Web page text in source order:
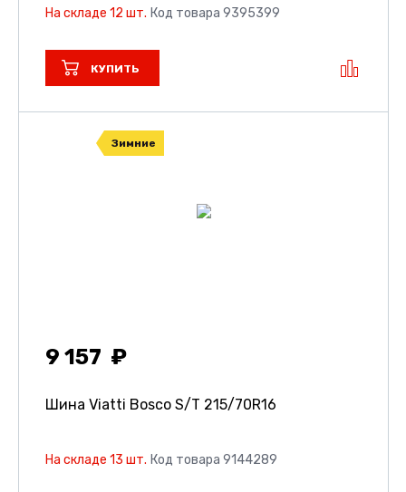
На складе 12 шт. Код товара 9395399
КУПИТЬ
Зимние
9 157
Шина Viatti Bosco S/T 215/70R16
На складе 13 шт. Код товара 9144289